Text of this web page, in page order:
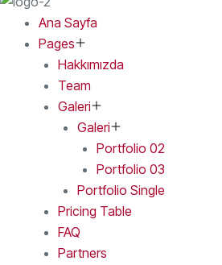
Ana Sayfa
Pages
Hakkımızda
Team
Galeri
Galeri
Portfolio 02
Portfolio 03
Portfolio Single
Pricing Table
FAQ
Partners